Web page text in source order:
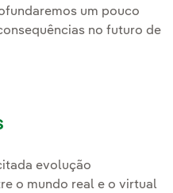
um pouco
no futuro de
evolução
o mundo real e o virtual